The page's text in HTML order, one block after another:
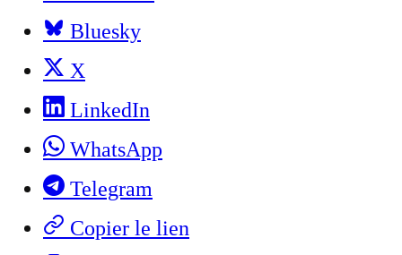
Bluesky
X
LinkedIn
WhatsApp
Telegram
Copier le lien